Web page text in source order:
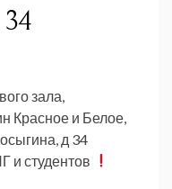
зала,
Красное и Белое,
д 34
и студентов